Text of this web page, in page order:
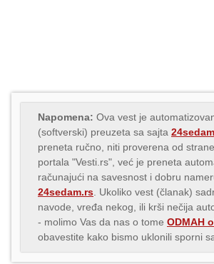
Napomena: Ova vest je
(softverski) preuzeta sa sajta
preneta ručno, niti proverena od
portala "Vesti.rs", već je preneta
računajući na savesnost i dobru
24sedam.rs . Ukoliko vest (članak)
navode, vređa nekog, ili krši nečija
- molimo Vas da nas o tome ODMAH
obavestite kako bismo uklonili sporni